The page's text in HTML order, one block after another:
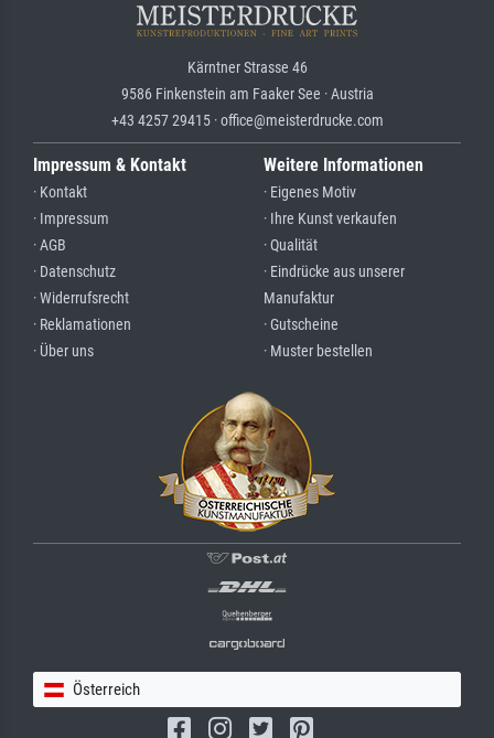
Kärntner Strasse 46
9586 Finkenstein am Faaker See · Austria
+43 4257 29415 · office@meisterdrucke.com
Impressum & Kontakt
· Kontakt
· Impressum
· AGB
· Datenschutz
· Widerrufsrecht
· Reklamationen
· Über uns
Weitere Informationen
· Eigenes Motiv
· Ihre Kunst verkaufen
· Qualität
· Eindrücke aus unserer
Manufaktur
· Gutscheine
· Muster bestellen
Österreich